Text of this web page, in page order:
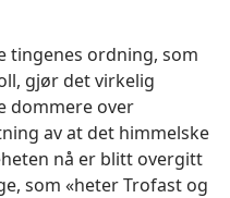
tingenes ordning, som
gjør det virkelig
dommere over
av at det himmelske
nå er blitt overgitt
som «heter Trofast og